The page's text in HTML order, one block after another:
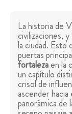
La historia de
civilizaciones,
la ciudad. Esto
puertas
fortalezaen la
un capítulo
crisol de
ascender
panorámica de